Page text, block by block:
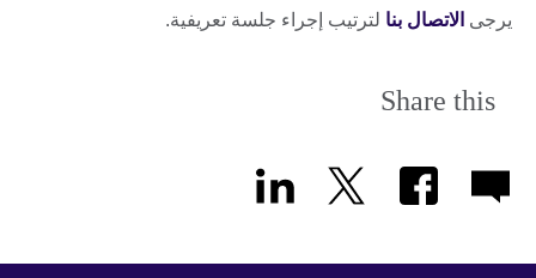
يرجى الاتصال بنا لترتيب إجراء جلسة تعريفية.
Share this